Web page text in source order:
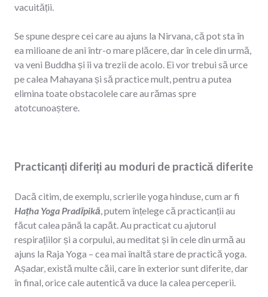
vacuității.
Se spune despre cei care au ajuns la Nirvana, că pot sta în
ea milioane de ani într-o mare plăcere, dar în cele din urmă,
va veni Buddha și îi va trezii de acolo. Ei vor trebui să urce
pe calea Mahayana și să practice mult, pentru a putea
elimina toate obstacolele care au rămas spre
atotcunoaștere.
Practicanți diferiți au moduri de practică diferite
Dacă citim, de exemplu, scrierile yoga hinduse, cum ar fi
Haṭha Yoga Pradīpikā, putem înțelege că practicanții au
făcut calea până la capăt. Au practicat cu ajutorul
respirațiilor și a corpului, au meditat și în cele din urmă au
ajuns la Raja Yoga – cea mai înaltă stare de practică yoga.
Așadar, există multe căii, care în exterior sunt diferite, dar
în final, orice cale autentică va duce la calea perceperii.